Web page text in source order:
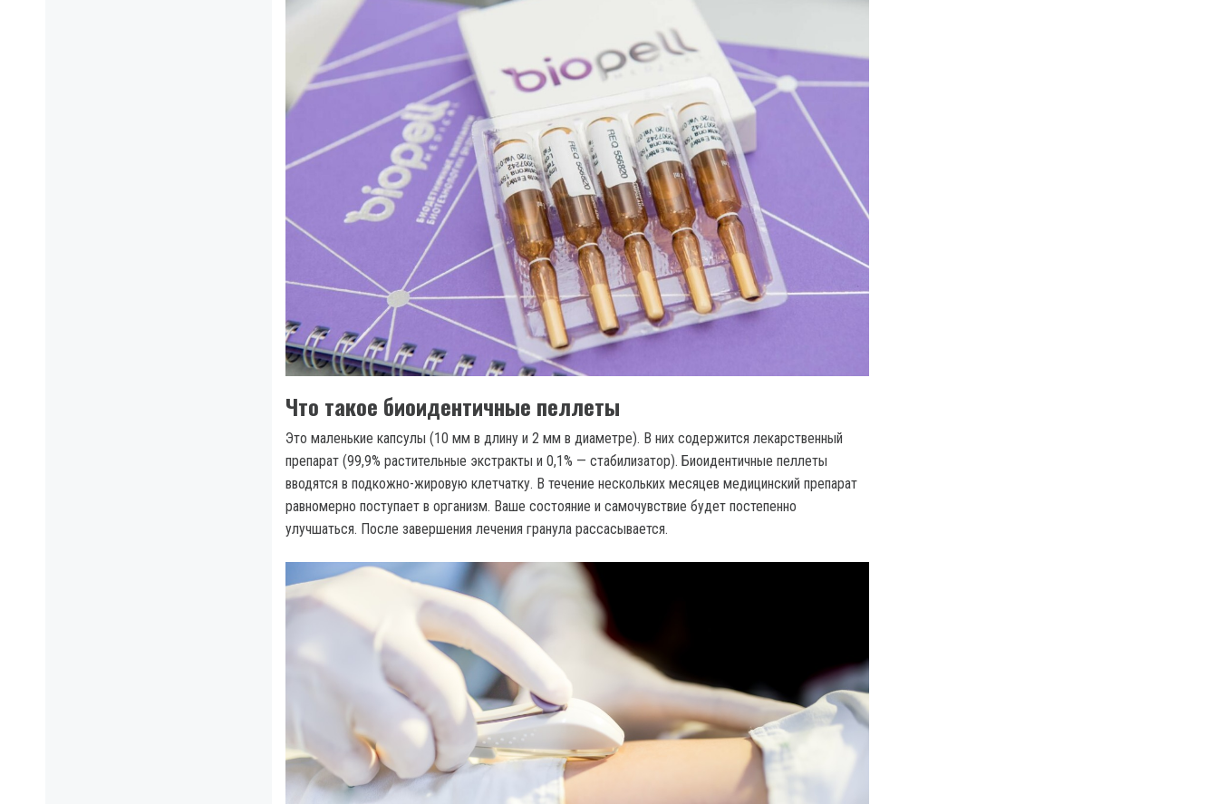
Что такое биоидентичные пеллеты
Это маленькие капсулы (10 мм в длину и 2 мм в диаметре). В них содержится лекарственный
препарат (99,9% растительные экстракты и 0,1% — стабилизатор). Биоидентичные пеллеты
вводятся в подкожно-жировую клетчатку. В течение нескольких месяцев медицинский препарат
равномерно поступает в организм. Ваше состояние и самочувствие будет постепенно
улучшаться. После завершения лечения гранула рассасывается.